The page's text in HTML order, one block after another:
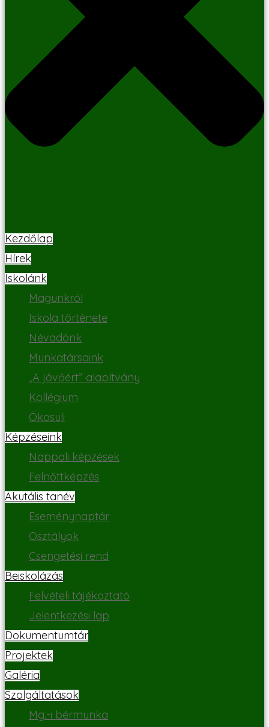
Kezdőlap
Hírek
Iskolánk
Magunkról
Iskola története
Névadónk
Munkatársaink
„A jövőért” alapítvány
Kollégium
Ökosuli
Képzéseink
Nappali képzések
Felnőttképzés
Akutális tanév
Eseménynaptár
Osztályok
Csengetési rend
Beiskolázás
Felvételi tájékoztató
Jelentkezési lap
Dokumentumtár
Projektek
Galéria
Szolgáltatások
Mg.-i bérmunka